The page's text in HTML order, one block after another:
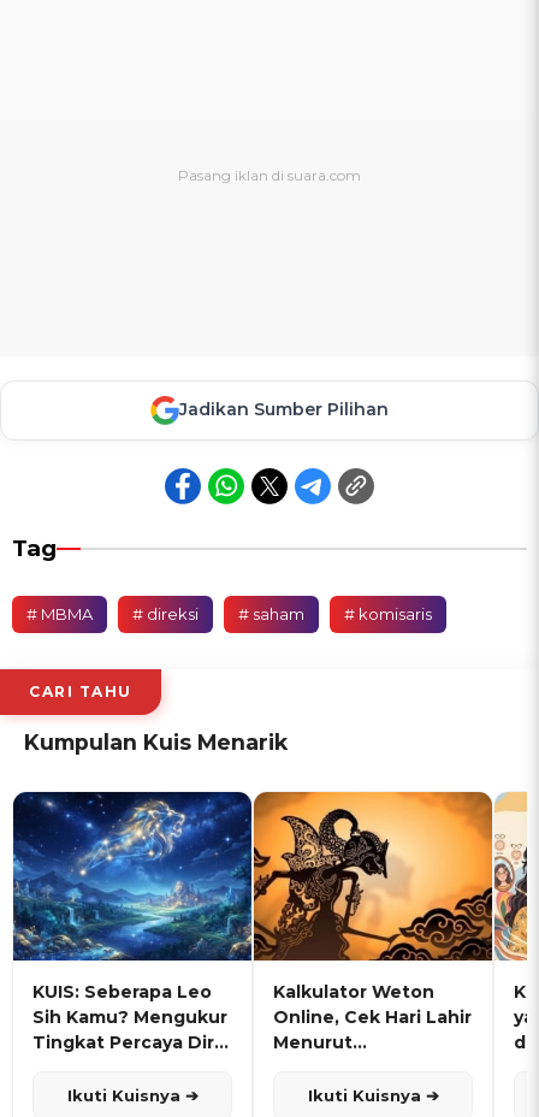
Jadikan Sumber Pilihan
Tag
# MBMA # direksi # saham # komisaris
CARI TAHU
Kumpulan Kuis Menarik
KUIS: Seberapa Leo
Sih Kamu? Mengukur
Tingkat Percaya Diri
Ikuti Kuisnya ➔
Kalkulator Weton
Online, Cek Hari Lahir
Menurut
Ikuti Kuisnya ➔